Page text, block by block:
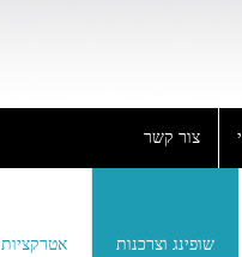
צור קשר
שופינג וצרכנות אטרקציות